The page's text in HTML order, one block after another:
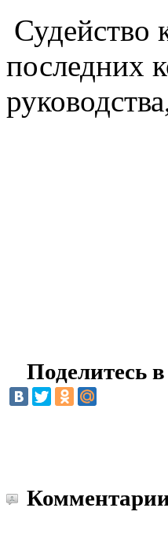
Судейство
последних
Поделитесь